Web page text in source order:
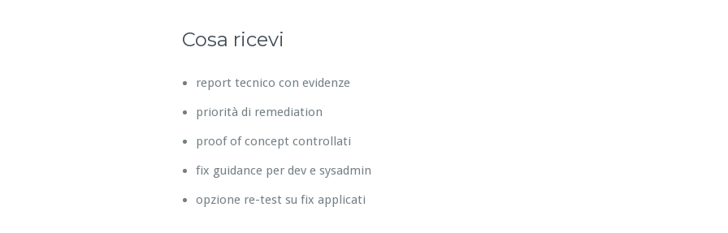
Cosa ricevi
report tecnico con evidenze
priorità di remediation
proof of concept controllati
fix guidance per dev e sysadmin
opzione re-test su fix applicati